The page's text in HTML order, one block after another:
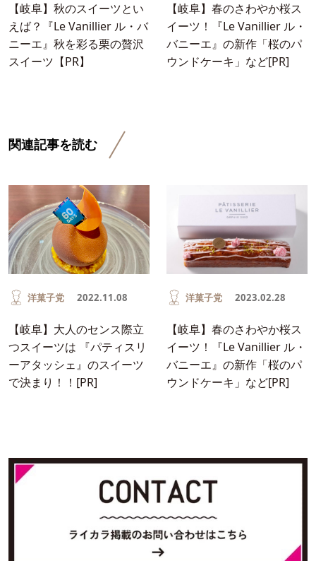
【岐阜】秋のスイーツとい
えば？『Le Vanillier ル・バ
ニーエ』秋を彩る栗の贅沢
スイーツ【PR】
【岐阜】春のさわやか桜ス
イーツ！『Le Vanillier ル・
バニーエ』の新作「桜のパ
ウンドケーキ」など[PR]
関連記事を読む
洋菓子党 2022.11.08
【岐阜】大人のセンス際立
つスイーツは 『パティスリ
ーアタッシェ』のスイーツ
で決まり！！[PR]
洋菓子党 2023.02.28
【岐阜】春のさわやか桜ス
イーツ！『Le Vanillier ル・
バニーエ』の新作「桜のパ
ウンドケーキ」など[PR]